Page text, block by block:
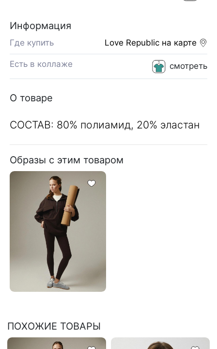
Информация
Love Republic на карте
Где купить
смотреть
Есть в коллаже
О товаре
СОСТАВ: 80% полиамид, 20% эластан
Образы с этим товаром
ПОХОЖИЕ ТОВАРЫ